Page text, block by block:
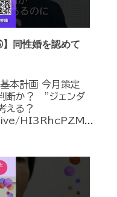
同性婚を認めて
本計画 今月策定
断か？ ”ジェンダ
える？
HI3RhcPZM...